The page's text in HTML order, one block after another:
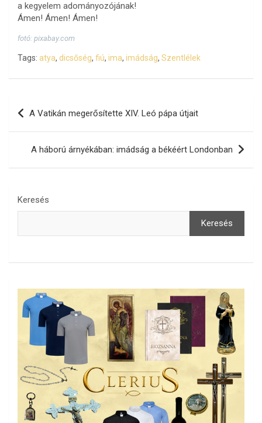
a kegyelem adományozójának!
Ámen! Ámen! Ámen!
fotó: pixabay.com
Tags: atya, dicsőség, fiú, ima, imádság, Szentlélek
Bejegyzés
navigáció
A Vatikán megerősítette XIV. Leó pápa útjait
A háború árnyékában: imádság a békéért Londonban
Keresés
Keresés